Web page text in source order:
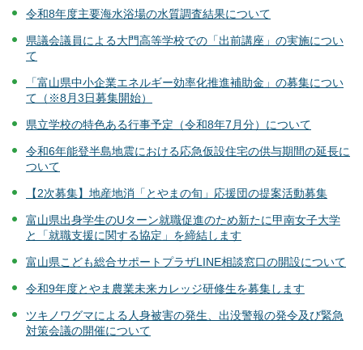
令和8年度主要海水浴場の水質調査結果について
県議会議員による大門高等学校での「出前講座」の実施につい
て
「富山県中小企業エネルギー効率化推進補助金」の募集につい
て（※8月3日募集開始）
県立学校の特色ある行事予定（令和8年7月分）について
令和6年能登半島地震における応急仮設住宅の供与期間の延長に
ついて
【2次募集】地産地消「とやまの旬」応援団の提案活動募集
富山県出身学生のUターン就職促進のため新たに甲南女子大学
と「就職支援に関する協定」を締結します
富山県こども総合サポートプラザLINE相談窓口の開設について
令和9年度とやま農業未来カレッジ研修生を募集します
ツキノワグマによる人身被害の発生、出没警報の発令及び緊急
対策会議の開催について